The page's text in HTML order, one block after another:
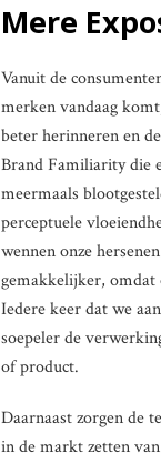
Mere
Vanuit de
merken vandaag
beter herinneren en
Brand Familiarity die
meermaals
perceptuele
wennen onze
gemakkelijker, omdat
Iedere keer dat we
soepeler de
of product.
Daarnaast zorgen de
in de markt zetten